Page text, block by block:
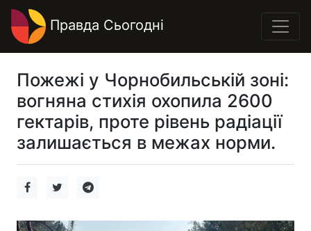
Правда Сьогодні
Пожежі у Чорнобильській зоні:
вогняна стихія охопила 2600
гектарів, проте рівень радіації
залишається в межах норми.